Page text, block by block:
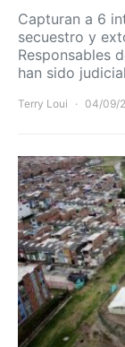
Capturan a 6
secuestro y
Responsables
han sido
Terry Loui 04/09/